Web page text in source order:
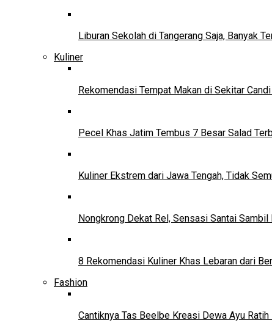
Liburan Sekolah di Tangerang Saja, Banyak
Kuliner
Rekomendasi Tempat Makan di Sekitar
Pecel Khas Jatim Tembus 7 Besar Salad
Kuliner Ekstrem dari Jawa Tengah, Tidak
Nongkrong Dekat Rel, Sensasi Santai
8 Rekomendasi Kuliner Khas Lebaran dari
Fashion
Cantiknya Tas Beelbe Kreasi Dewa Ayu